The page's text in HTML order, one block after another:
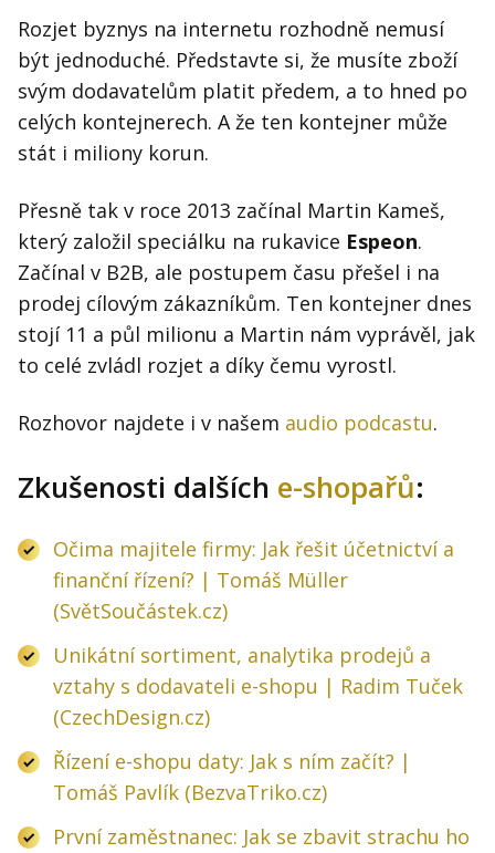
Rozjet byznys na internetu rozhodně nemusí
být jednoduché. Představte si, že musíte zboží
svým dodavatelům platit předem, a to hned po
celých kontejnerech. A že ten kontejner může
stát i miliony korun.
Přesně tak v roce 2013 začínal Martin Kameš,
který založil speciálku na rukavice Espeon.
Začínal v B2B, ale postupem času přešel i na
prodej cílovým zákazníkům. Ten kontejner dnes
stojí 11 a půl milionu a Martin nám vyprávěl, jak
to celé zvládl rozjet a díky čemu vyrostl.
Rozhovor najdete i v našem audio podcastu.
Zkušenosti dalších e-shopařů:
Očima majitele firmy: Jak řešit účetnictví a
finanční řízení? | Tomáš Müller
(SvětSoučástek.cz)
Unikátní sortiment, analytika prodejů a
vztahy s dodavateli e-shopu | Radim Tuček
(CzechDesign.cz)
Řízení e-shopu daty: Jak s ním začít? |
Tomáš Pavlík (BezvaTriko.cz)
První zaměstnanec: Jak se zbavit strachu ho